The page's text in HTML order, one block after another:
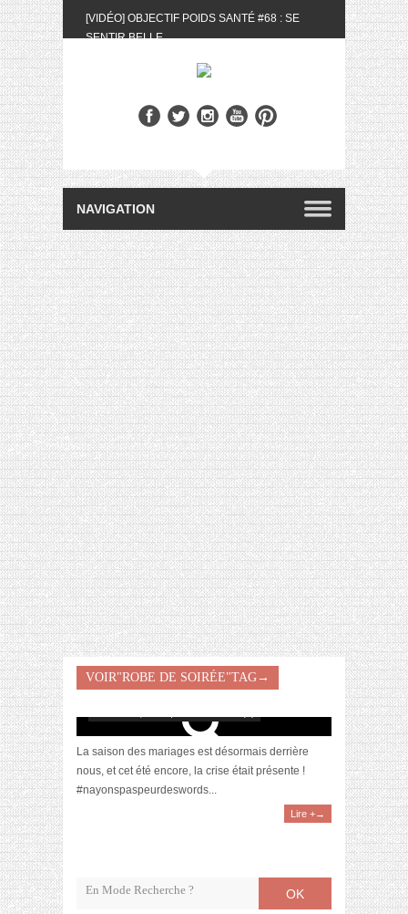
[VIDÉO] OBJECTIF POIDS SANTÉ #68 : SE
SENTIR BELLE
BIOTYFULL BOX DU MOIS DE MAI 2024 FEAT.
[VIDÉO] QUITOQUE #10 : MEAL PREP &
CONVIVIALITÉ
[VIDÉO] UNBOXING : LES MY LITTLE &
BIOTYFULL BOX DU MOIS D’AVRIL 2024
FEAT. AKILA
[VIDÉO] OBJECTIF POIDS SANTÉ #67 : L’AVIS
DES AUTRES, CE N’EST QUE LA VIE DES
AUTRES
[VIDÉO] UNBOXING : LES MY LITTLE &
BIOTYFULL BOX DES MOIS DE FÉVRIER ET
MARS 2024 FEAT. AKILA
[VIDÉO] LA SÉLECTION DU MOIS
#JANVIER2024
[VIDÉO] HELLOFRESH #34 : IDÉES
RECETTES RISOTTO
VOIR"ROBE DE SOIRÉE"TAG→
[Look] Quelle tenue pour un mariage ?
La saison des mariages est désormais derrière
nous, et cet été encore, la crise était présente !
#nayonspaspeurdeswords...
Lire +→
OK